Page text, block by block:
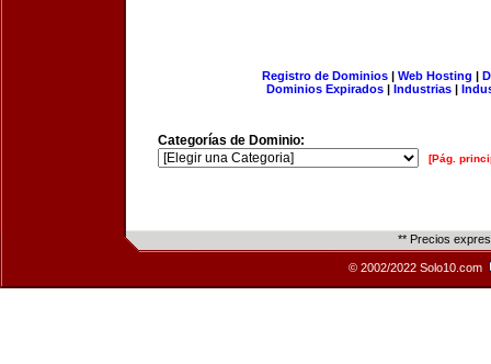
Registro de Dominios| Web Hosting |
Dominios Expirados | Industrias |
Categorías de Dominio:
[Pág.
** Precios
© 2002/2022 Solo10.com